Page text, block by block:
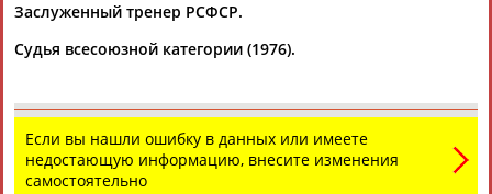
Заслуженный тренер РСФСР.
Судья всесоюзной категории (1976).
Если вы нашли ошибку в данных или имеете
недостающую информацию, внесите изменения
самостоятельно